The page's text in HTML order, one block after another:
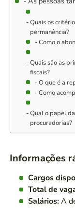
Quais os
permanência?
Como o
Quais são as
fiscais?
O que é a
Como
Qual o papel
procuradorias?
Informações
Cargos
Total de
Salários:A